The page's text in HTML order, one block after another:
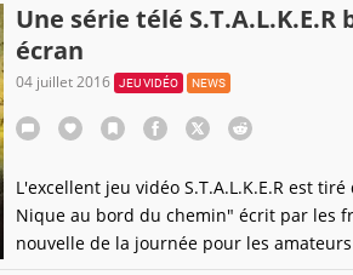
Une série télé
écran
04 juillet 2016 JEU VIDÉO NEWS
L'excellent jeu vidéo S.T.A.L.K.E.R est
Nique au bord du chemin" écrit par les
nouvelle de la journée pour les